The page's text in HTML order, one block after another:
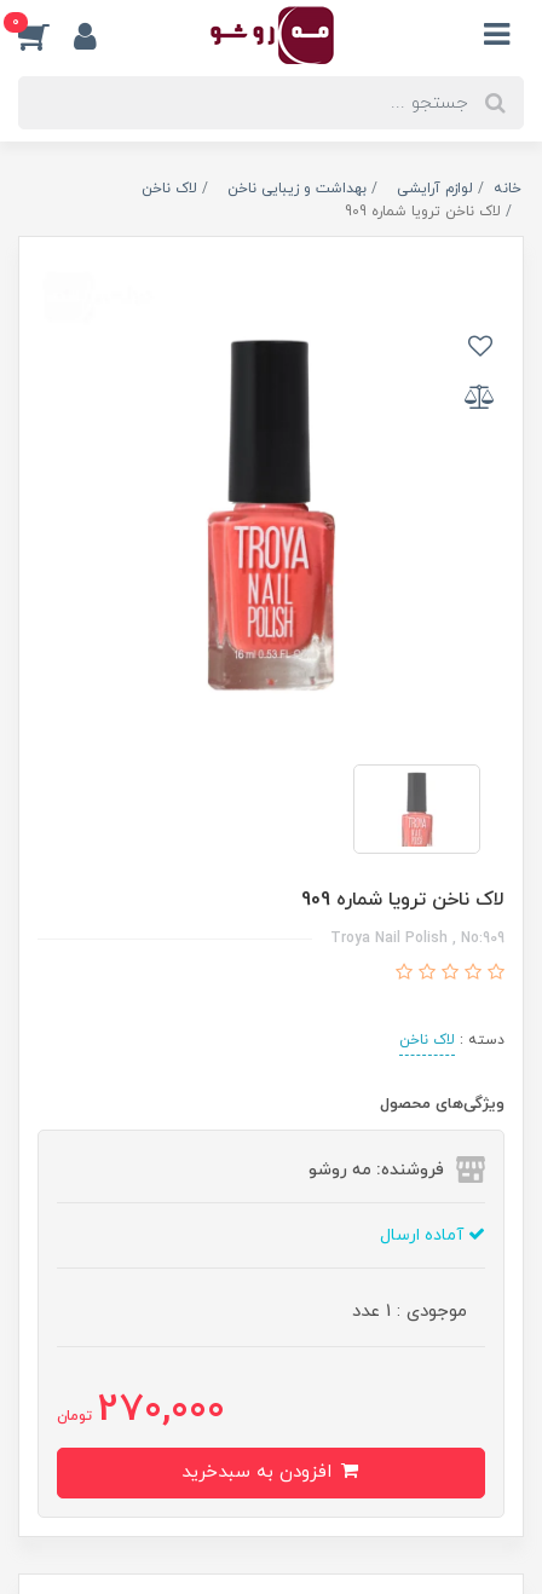
0
خانه لوازم آرایشی بهداشت و زیبایی ناخن
لاک ناخن
لاک ناخن ترویا شماره 909
لاک ناخن ترویا شماره 909
Troya Nail Polish , No:909
دسته : لاک ناخن
ویژگی‌های محصول
فروشنده: مه رو‌شو
آماده ارسال
موجودی : 1 عدد
270,000 تومان